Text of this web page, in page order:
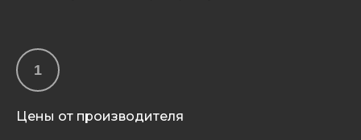
Цены от производителя